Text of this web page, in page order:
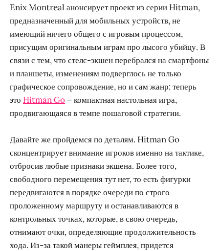
Enix Montreal анонсирует проект из серии Hitman,
предназначенный для мобильных устройств, не
имеющий ничего общего с игровым процессом,
присущим оригинальным играм про лысого убийцу. В
связи с тем, что стелс-экшен перебрался на смартфоны
и планшеты, изменениям подверглось не только
графическое сопровождение, но и сам жанр: теперь
это Hitman Go – компактная настольная игра,
продвигающаяся в темпе пошаговой стратегии.
Давайте же пройдемся по деталям. Hitman Go
сконцентрирует внимание игроков именно на тактике,
отбросив любые признаки экшена. Более того,
свободного перемещения тут нет, то есть фигурки
передвигаются в порядке очереди по строго
проложенному маршруту и останавливаются в
контрольных точках, которые, в свою очередь,
отнимают очки, определяющие продолжительность
хода. Из-за такой манеры геймплея, придется